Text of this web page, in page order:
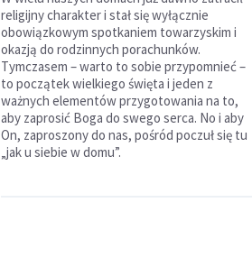
religijny charakter i stał się wyłącznie
obowiązkowym spotkaniem towarzyskim i
okazją do rodzinnych porachunków.
Tymczasem – warto to sobie przypomnieć –
to początek wielkiego święta i jeden z
ważnych elementów przygotowania na to,
aby zaprosić Boga do swego serca. No i aby
On, zaproszony do nas, pośród poczuł się tu
„jak u siebie w domu”.